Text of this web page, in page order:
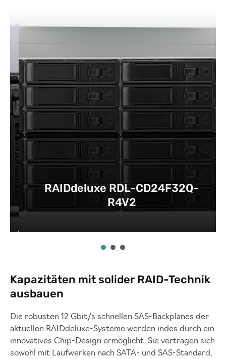
RAIDdeluxe RDL-CD24F32Q-
R4V2
Kapazitäten mit solider RAID-Technik
ausbauen
Die robusten 12 Gbit/s schnellen SAS-Backplanes der
aktuellen RAIDdeluxe-Systeme werden indes durch ein
innovatives Chip-Design ermöglicht. Sie vertragen sich
sowohl mit Laufwerken nach SATA- und SAS-Standard,